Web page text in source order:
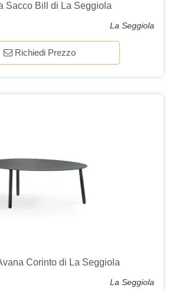
Sacco Bill di La Seggiola
La Seggiola
Richiedi Prezzo
Corinto di La Seggiola
La Seggiola